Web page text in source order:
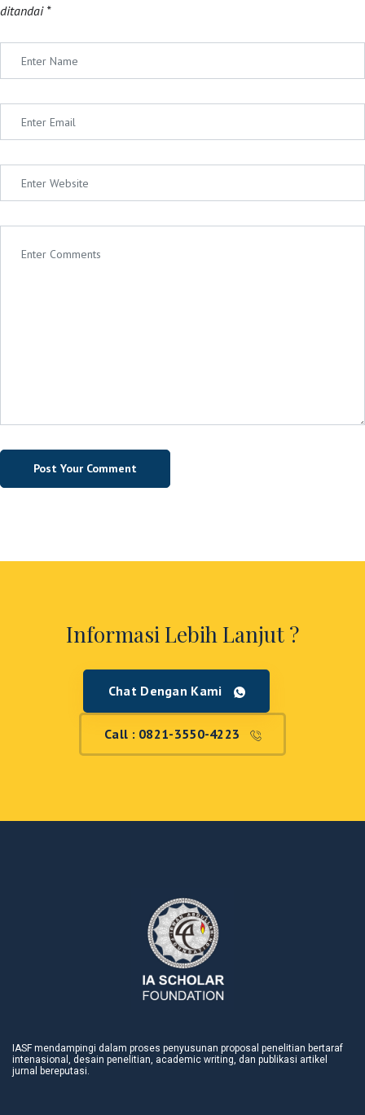
ditandai *
Informasi Lebih Lanjut ?
Chat Dengan Kami
Call : 0821-3550-4223
IASF mendampingi dalam proses penyusunan proposal penelitian bertaraf
intenasional, desain penelitian, academic writing, dan publikasi artikel
jurnal bereputasi.